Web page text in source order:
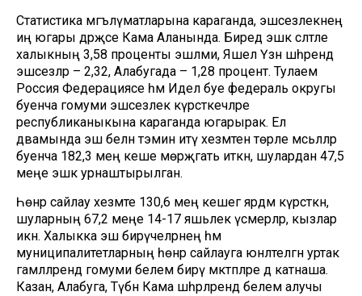
Статистика мәгълүматларына караганда, эшсезлекнең
иң югары дәрәҗәсе Кама Аланында. Биредә эшкә сәләтле
халыкның 3,58 проценты эшләми, Яшел Үзән шәһәрендә
эшсезләр – 2,32, Алабугада – 1,28 процент. Тулаем
Россия Федерациясе һәм Идел буе федераль округы
буенча гомуми эшсезлек күрсәткечләре
республиканыкына караганда югарырак. Ел
дәвамында эш белән тәэмин итү хезмәтенә төрле мәсьәләләр
буенча 182,3 мең кеше мөрәҗәгать иткән, шулардан 47,5
меңе эшкә урнаштырылган.
Һөнәр сайлау хезмәте 130,6 мең кешегә ярдәм күрсәткән,
шуларның 67,2 меңе 14-17 яшьлек үсмерләр, кызлар
икән. Халыкка эш бирүчеләрнең һәм
муниципалитетларның һөнәр сайлауга юнәлтелгән уртак
гамәлләрендә гомуми белем бирү мәктәпләре дә катнаша.
Казан, Алабуга, Түбән Кама шәһәрләрендә белем алучы